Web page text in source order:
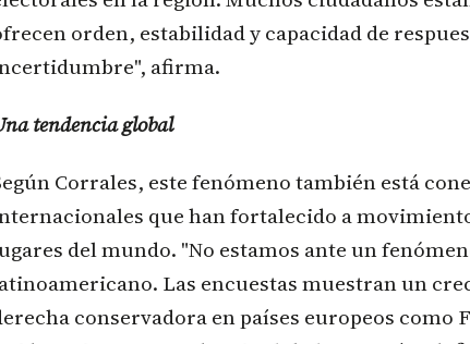
orden, estabilidad y capacidad de
afirma.
tendencia global
Corrales, este fenómeno también está
que han fortalecido a
del mundo. "No estamos ante un
Las encuestas muestran un
conservadora en países europeos